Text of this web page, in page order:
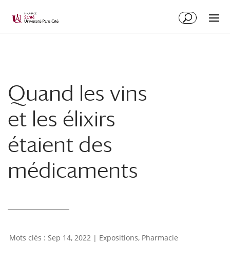
Quand les vins
et les élixirs
étaient des
médicaments
Sep 14, 2022 | Expositions, Pharmacie